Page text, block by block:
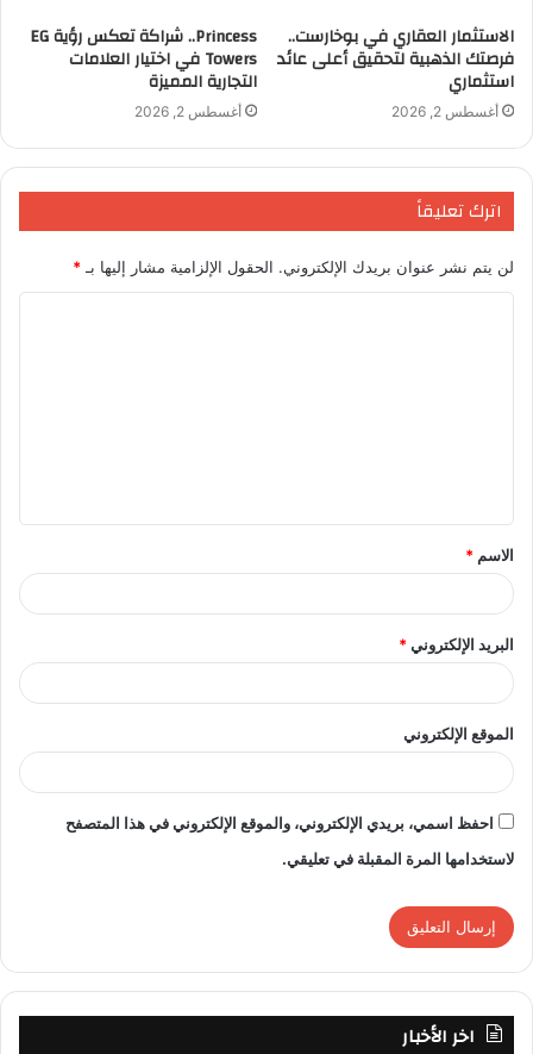
o
k
n
الاستثمار العقاري في بوخارست..
فرصتك الذهبية لتحقيق أعلى عائد
استثماري
أغسطس 2, 2026
Princess.. شراكة تعكس رؤية EG
Towers في اختيار العلامات
التجارية المميزة
أغسطس 2, 2026
اترك تعليقاً
لن يتم نشر عنوان بريدك الإلكتروني. الحقول الإلزامية مشار إليها بـ *
ق
*
الاسم *
البريد الإلكتروني*
الموقع الإلكتروني
احفظ اسمي، بريدي الإلكتروني، والموقع الإلكتروني في هذا المتصفح
لاستخدامها المرة المقبلة في تعليقي.
اخر الأخبار